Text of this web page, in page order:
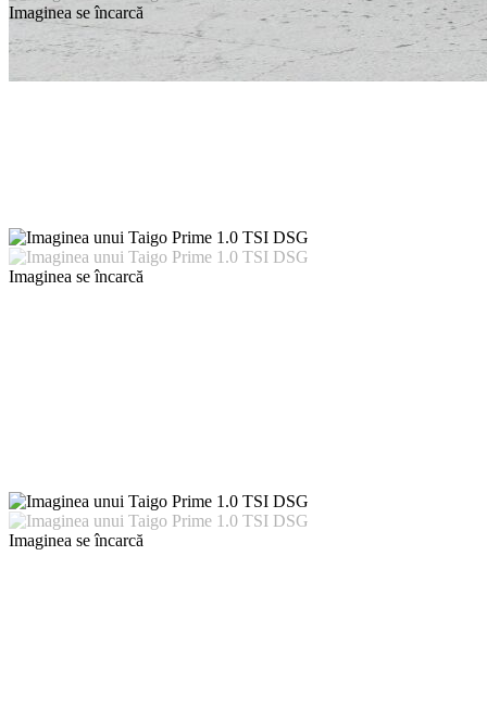
Imaginea se încarcă
Imaginea se încarcă
Imaginea se încarcă